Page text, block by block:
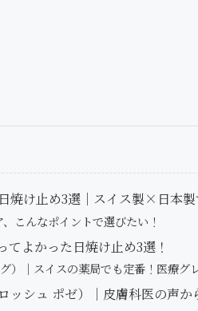
焼け止め3選｜スイス製×日本製
こんなポイントで選びたい！
よかった日焼け止め3選！
）｜スイスの薬局でも定番！医療グ
ッシュ ポゼ）｜皮膚科医の声